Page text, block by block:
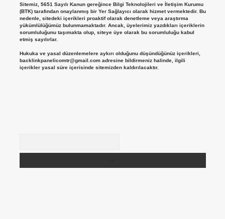
Sitemiz, 5651 Sayılı Kanun gereğince Bilgi Teknolojileri ve İletişim Kurumu
(BTK) tarafından onaylanmış bir Yer Sağlayıcı olarak hizmet vermektedir. Bu
nedenle, sitedeki içerikleri proaktif olarak denetleme veya araştırma
yükümlülüğümüz bulunmamaktadır. Ancak, üyelerimiz yazdıkları içeriklerin
sorumluluğunu taşımakta olup, siteye üye olarak bu sorumluluğu kabul
etmiş sayılırlar.
Hukuka ve yasal düzenlemelere aykırı olduğunu düşündüğünüz içerikleri,
backlinkpanelicomtr@gmail.comadresine bildirmeniz halinde, ilgili
içerikler yasal süre içerisinde sitemizden kaldırılacaktır.